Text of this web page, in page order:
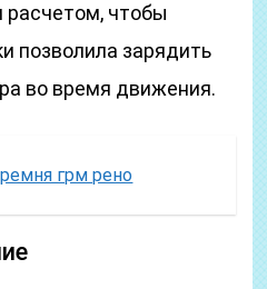
расчетом, чтобы
позволила зарядить
во время движения.
грм рено